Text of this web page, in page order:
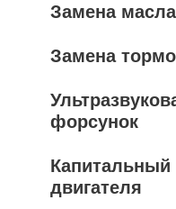
Замена масла
Замена
форсунок
Капитальный
двигателя